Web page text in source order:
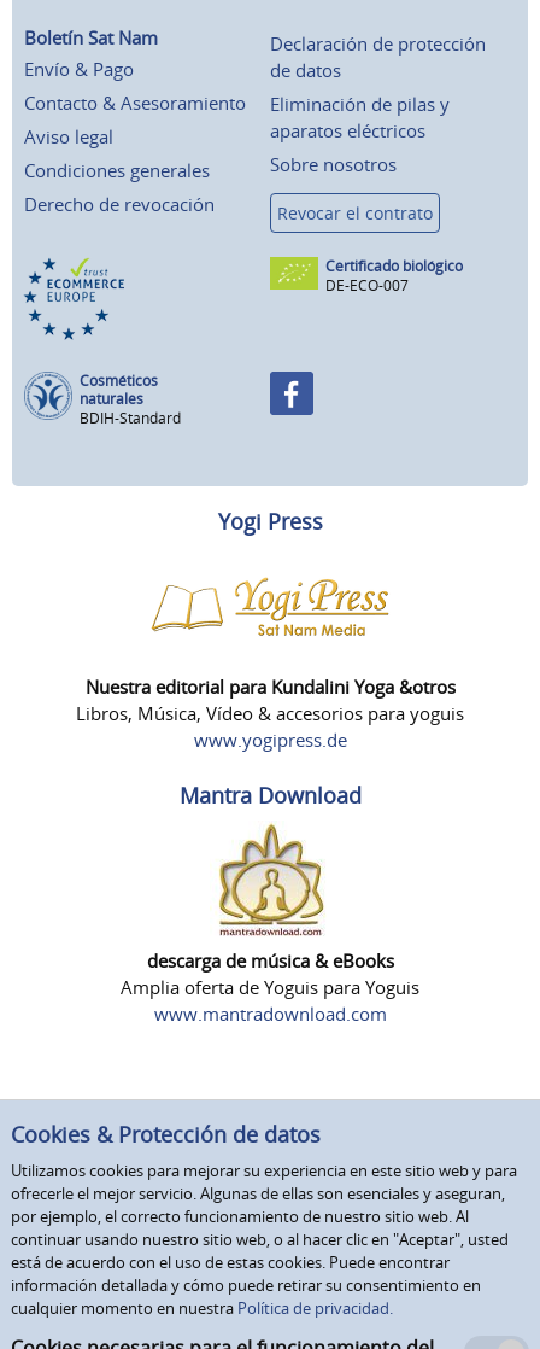
Boletín Sat Nam
Envío & Pago
Contacto & Asesoramiento
Aviso legal
Condiciones generales
Derecho de revocación
Declaración de protección
de datos
Eliminación de pilas y
aparatos eléctricos
Sobre nosotros
Revocar el contrato
Certificado biológico
DE-ECO-007
Cosméticos
naturales
BDIH-Standard
Yogi Press
Nuestra editorial para Kundalini Yoga &otros
Libros, Música, Vídeo & accesorios para yoguis
www.yogipress.de
Mantra Download
descarga de música & eBooks
Amplia oferta de Yoguis para Yoguis
www.mantradownload.com
Cookies & Protección de datos
Utilizamos cookies para mejorar su experiencia en este sitio web y para
ofrecerle el mejor servicio. Algunas de ellas son esenciales y aseguran,
por ejemplo, el correcto funcionamiento de nuestro sitio web. Al
continuar usando nuestro sitio web, o al hacer clic en "Aceptar", usted
está de acuerdo con el uso de estas cookies. Puede encontrar
información detallada y cómo puede retirar su consentimiento en
cualquier momento en nuestra Política de privacidad.